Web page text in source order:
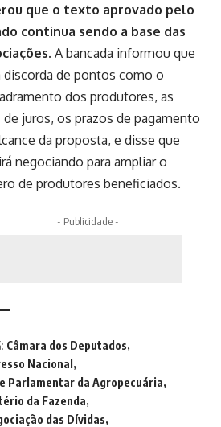
que o texto aprovado pelo
continua sendo a base das
A bancada informou que
discorda de pontos como o
dos produtores, as
de juros, os prazos de pagamento
da proposta, e disse que
negociando para ampliar o
de produtores beneficiados.
- Publicidade -
Câmara dos Deputados
Nacional
Parlamentar da Agropecuária
da Fazenda
das Dívidas